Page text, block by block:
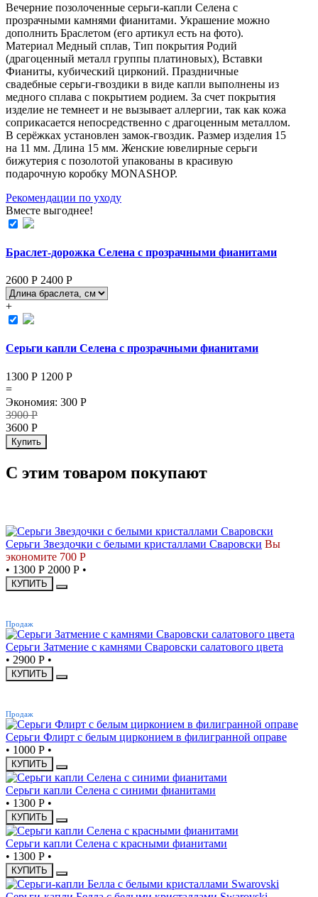
Вечерние позолоченные серьги-капли Селена с
прозрачными камнями фианитами. Украшение можно
дополнить Браслетом (его aртикул есть на фoто).
Материал Медный сплав, Тип покрытия Родий
(драгоценный металл группы платиновых), Вставки
Фианиты, кубический цирконий. Праздничные
свадебные серьги-гвоздики в виде капли выполнены из
медного сплава с покрытием родием. За счет покрытия
изделие не темнеет и не вызывает аллергии, так как кожа
соприкасается непосредственно с драгоценным металлом.
В серёжках установлен замок-гвоздик. Размер изделия 15
на 11 мм. Длина 15 мм. Женские ювелирные серьги
бижутерия с позолотой упакованы в красивую
подарочную коробку MONASHOP.
Рекомендации по уходу
Вместе выгоднее!
Браслет-дорожка Селена с прозрачными фианитами
2600 Р 2400 Р
+
Серьги капли Селена с прозрачными фианитами
1300 Р 1200 Р
=
Экономия: 300 Р
3900Р
3600 Р
Купить
С этим товаром покупают
Серьги Звездочки с белыми кристаллами Сваровски Вы
экономите 700 Р
• 1300 Р 2000 Р •
КУПИТЬ
Продаж
Серьги Затмение с камнями Сваровски салатового цвета
• 2900 Р •
КУПИТЬ
Продаж
Серьги Флирт с белым цирконием в филигранной оправе
• 1000 Р •
КУПИТЬ
Серьги капли Селена с синими фианитами
• 1300 Р •
КУПИТЬ
Серьги капли Селена с красными фианитами
• 1300 Р •
КУПИТЬ